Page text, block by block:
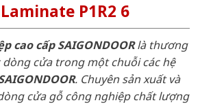
P1R2 6
cao cấp SAIGONDOORlà thương
dòng cửa trong một chuỗi các hệ
. Chuyên sản xuất và
cửa gỗ công nghiệp chất lượng